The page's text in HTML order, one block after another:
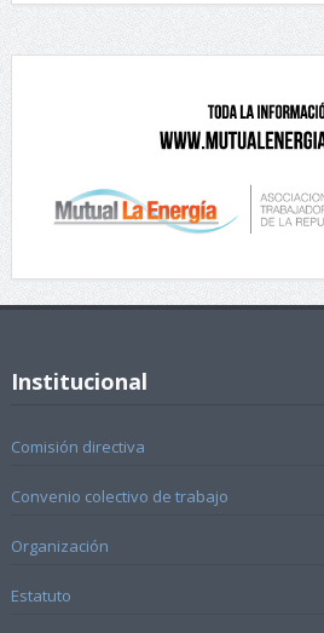
Institucional
Comisión directiva
Convenio colectivo de trabajo
Organización
Estatuto